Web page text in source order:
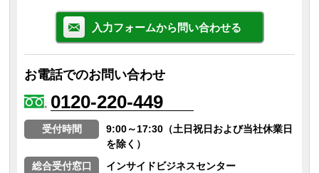
入力フォームから問い合わせる
お電話でのお問い合わせ
0120-220-449
受付時間
9:00～17:30（土日祝日および当社休業日
を除く）
総合受付窓口
インサイドビジネスセンター